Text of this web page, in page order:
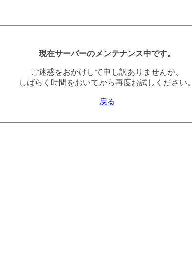
現在サーバーのメンテナンス中です。
ご迷惑をおかけして申し訳ありませんが、
しばらく時間をおいてから再度お試しください。
戻る